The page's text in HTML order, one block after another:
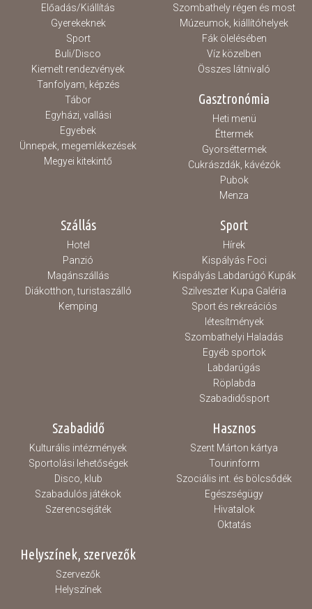
Előadás/Kiállítás
Gyerekeknek
Sport
Buli/Disco
Kiemelt rendezvények
Tanfolyam, képzés
Tábor
Egyházi, vallási
Egyebek
Ünnepek, megemlékezések
Megyei kitekintő
Szombathely régen és most
Múzeumok, kiállítóhelyek
Fák ölelésében
Víz közelben
Összes látnivaló
Gasztronómia
Heti menü
Éttermek
Gyorséttermek
Cukrászdák, kávézók
Pubok
Menza
Szállás
Hotel
Panzió
Magánszállás
Diákotthon, turistaszálló
Kemping
Sport
Hírek
Kispályás Foci
Kispályás Labdarúgó Kupák
Szilveszter Kupa Galéria
Sport és rekreációs
létesítmények
Szombathelyi Haladás
Egyéb sportok
Labdarúgás
Röplabda
Szabadidősport
Szabadidő
Kulturális intézmények
Sportolási lehetőségek
Disco, klub
Szabadulós játékok
Szerencsejáték
Hasznos
Szent Márton kártya
Tourinform
Szociális int. és bölcsődék
Egészségügy
Hivatalok
Oktatás
Helyszínek, szervezők
Szervezők
Helyszínek